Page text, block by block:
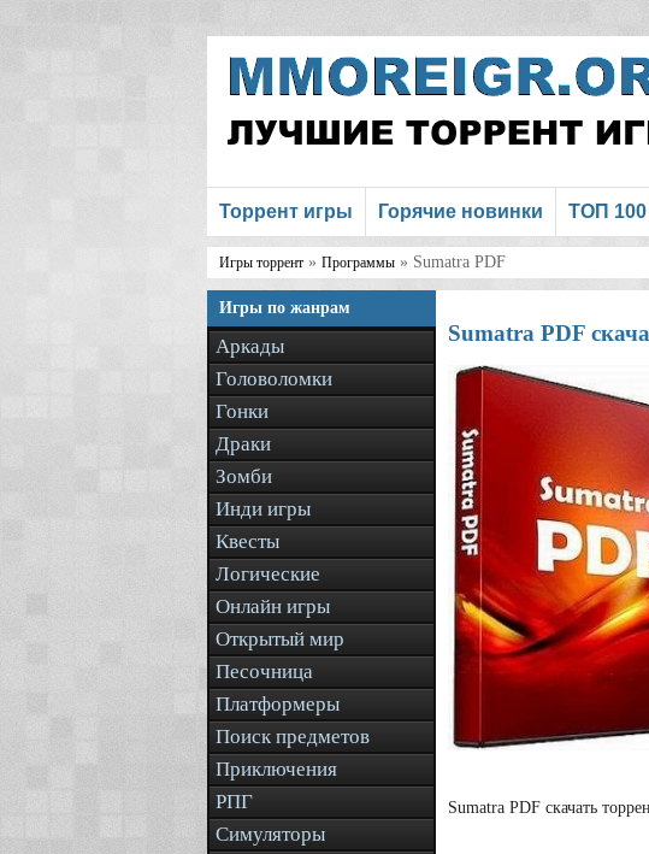
Торрент игры Горячие новинки ТОП 100
Игры торрент » Программы » Sumatra PDF
Игры по жанрам
Аркады
Головоломки
Гонки
Драки
Зомби
Инди игры
Квесты
Логические
Онлайн игры
Открытый мир
Песочница
Платформеры
Поиск предметов
Приключения
РПГ
Симуляторы
Sumatra PDF
Sumatra PDF скачать